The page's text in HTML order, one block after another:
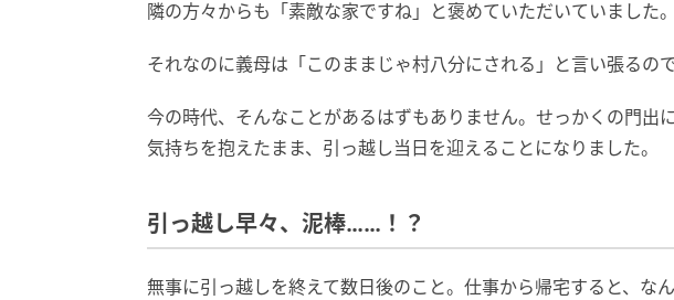
隣の方々からも「素敵な家ですね」と褒めていただいていました。
それなのに義母は「このままじゃ村八分にされる」と言い張るので
今の時代、そんなことがあるはずもありません。せっかくの門出
気持ちを抱えたまま、引っ越し当日を迎えることになりました。
引っ越し早々、泥棒……！？
無事に引っ越しを終えて数日後のこと。仕事から帰宅すると、な